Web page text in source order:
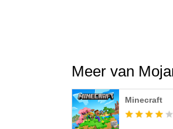
Meer van
Minecraft